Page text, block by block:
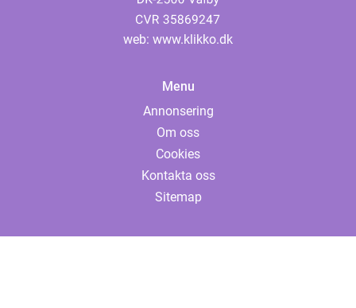
web: www.klikko.dk
Menu
Annonsering
Om oss
Cookies
Kontakta oss
Sitemap